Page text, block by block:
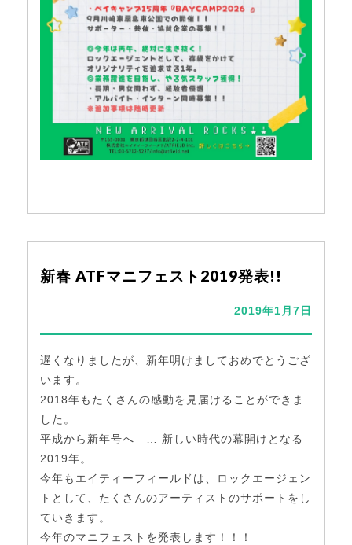
新春 ATFマニフェスト2019発表!!
2019年1月7日
遅くなりましたが、新年明けましておめでとうござ
います。
2018年もたくさんの感動を見届けることができま
した。
平成から新年号へ … 新しい時代の幕開けとなる
2019年。
今年もエイティーフィールドは、ロックエージェン
トとして、たくさんのアーティストのサポートをし
ていきます。
今年のマニフェストを発表します！！！